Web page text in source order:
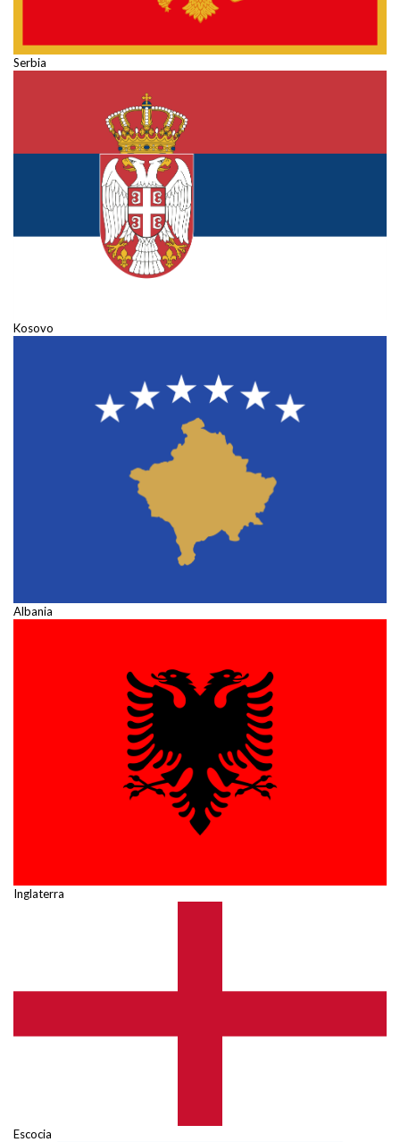
Serbia
Kosovo
Albania
Inglaterra
Escocia